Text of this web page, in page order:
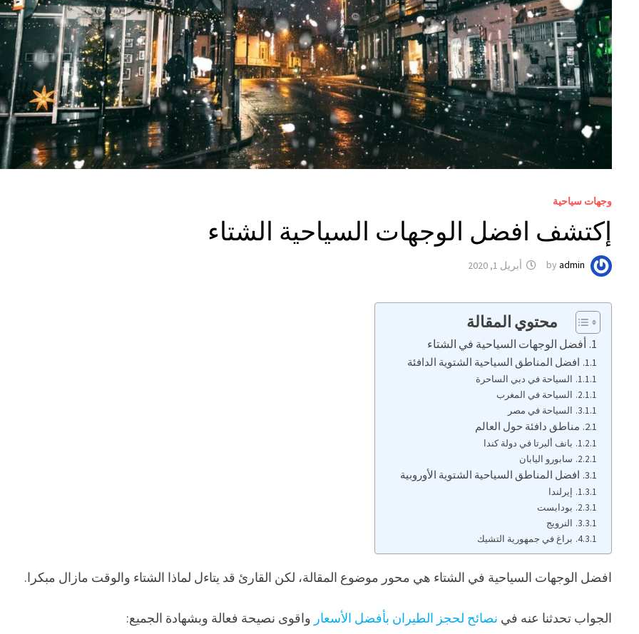
وجهات سياحية
إكتشف افضل الوجهات السياحية الشتاء
by admin أبريل 1, 2020
محتوي المقالة
أفضل الوجهات السياحية في الشتاء
افضل المناطق السياحية الشتوية الدافئة
السياحة في دبي الساحرة
السياحة في المغرب
السياحة في مصر
مناطق دافئة حول العالم
بانف ألبرتا في دولة كندا
سابورو اليابان
افضل المناطق السياحية الشتوية الأوروبية
إيرلندا
بودابست
النرويج
براغ في جمهورية التشيك
افضل الوجهات السياحية في الشتاء هي محور موضوع المقالة، لكن القارئ قد يتاءل لماذا الشتاء والوقت مازال مبكرا.
الجواب تحدثنا عنه في نصائح لحجز الطيران بأفضل الأسعار واقوى نصيحة فعالة وبشهادة الجميع: